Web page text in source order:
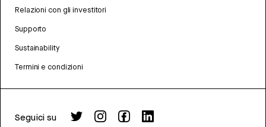
Relazioni con gli investitori
Supporto
Sustainability
Termini e condizioni
Seguici su